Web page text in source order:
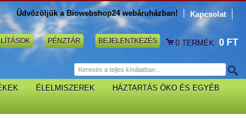
Üdvözöljük a Biowebshop24 webáruházban! Kapcsolat
0TERMÉK: 0 FT
PÉNZTÁR BEJELENTKEZÉS
ÉLELMISZEREK
HÁZTARTÁS ÖKO ÉS EGYÉB